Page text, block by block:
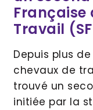
Française
Travail
Depuis plus
chevaux de
trouvé un
initiée par la